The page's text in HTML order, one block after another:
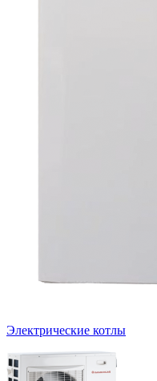
Электрические котлы